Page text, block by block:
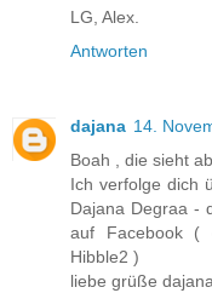
LG, Alex.
Antworten
dajana 14.
Boah , die sieht
Ich verfolge dich
Dajana Degraa -
auf Facebook (
Hibble2 )
liebe grüße